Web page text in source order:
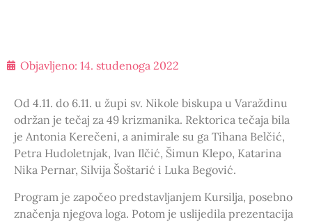
Objavljeno: 14. studenoga 2022
Od 4.11. do 6.11. u župi sv. Nikole biskupa u Varaždinu
održan je tečaj za 49 krizmanika. Rektorica tečaja bila
je Antonia Kerečeni, a animirale su ga Tihana Belčić,
Petra Hudoletnjak, Ivan Ilčić, Šimun Klepo, Katarina
Nika Pernar, Silvija Šoštarić i Luka Begović.
Program je započeo predstavljanjem Kursilja, posebno
značenja njegova loga. Potom je uslijedila prezentacija